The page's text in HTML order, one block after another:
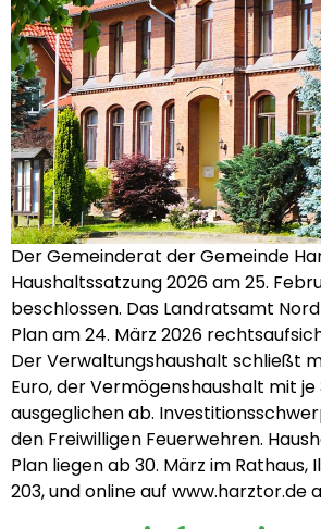
Der Gemeinderat der Gemeinde
Haushaltssatzung 2026 am 25.
beschlossen. Das Landratsamt
Plan am 24. März 2026
Der Verwaltungshaushalt schließt
Euro, der Vermögenshaushalt mit je
ausgeglichen ab.
den Freiwilligen Feuerwehren.
Plan liegen ab 30. März im Rathaus,
203, und online auf www.harztor.de